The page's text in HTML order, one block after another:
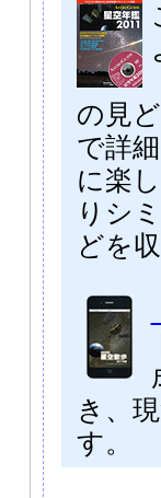
の見
で詳
に楽
りシ
どを
き、
す。